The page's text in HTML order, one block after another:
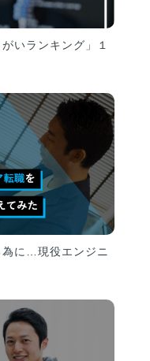
いランキング」１
に…現役エンジニ